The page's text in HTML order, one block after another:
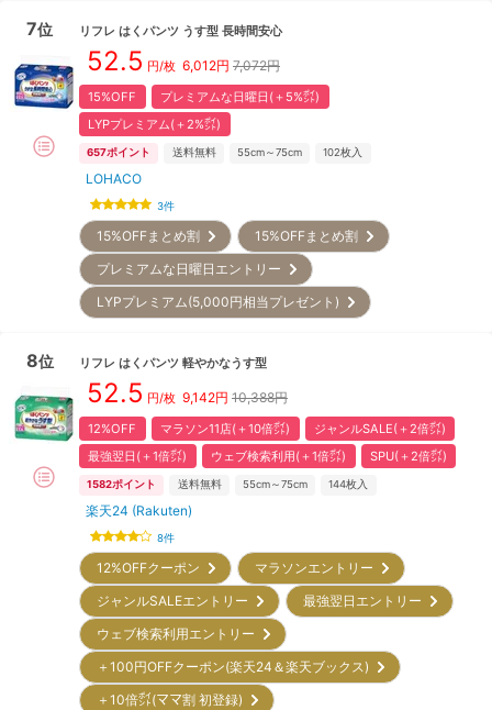
7位 リフレ はくパンツ うす型 長時間安心
52.5 円/枚 6,012円 7,072円
15%OFF
プレミアムな日曜日(＋5%㌽)
LYPプレミアム(＋2%㌽)
657ポイント 送料無料 55cm～75cm 102枚入
LOHACO
3件
15%OFFまとめ割
15%OFFまとめ割
プレミアムな日曜日エントリー
LYPプレミアム(5,000円相当プレゼント)
8位 リフレ はくパンツ 軽やかなうす型
52.5 円/枚 9,142円 10,388円
12%OFF マラソン11店(＋10倍㌽)
ジャンルSALE(＋2倍㌽)
最強翌日(＋1倍㌽)
ウェブ検索利用(＋1倍㌽) SPU(＋2倍㌽)
1582ポイント 送料無料 55cm～75cm 144枚入
楽天24 (Rakuten)
8件
12%OFFクーポン
マラソンエントリー
ジャンルSALEエントリー
最強翌日エントリー
ウェブ検索利用エントリー
＋100円OFFクーポン(楽天24＆楽天ブックス)
＋10倍㌽(ママ割 初登録)